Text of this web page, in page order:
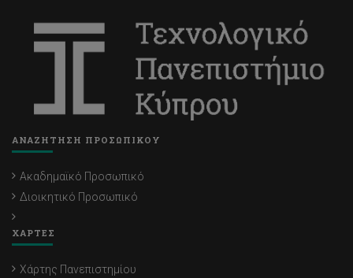
ΑΝΑΖΗΤΗΣΗ ΠΡΟΣΩΠΙΚΟΥ
Ακαδημαϊκό Προσωπικό
Διοικητικό Προσωπικό
ΧΑΡΤΕΣ
Χάρτης Πανεπιστημίου